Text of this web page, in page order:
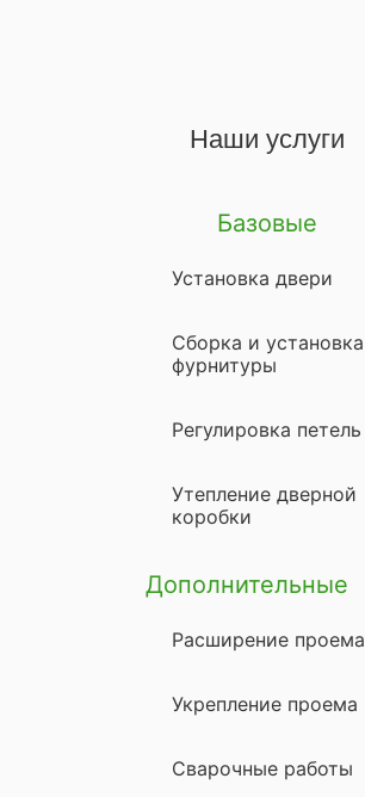
Наши услуги
Базовые
Установка двери
Сборка и установка
фурнитуры
Регулировка петель
Утепление дверной
коробки
Дополнительные
Расширение проема
Укрепление проема
Сварочные работы